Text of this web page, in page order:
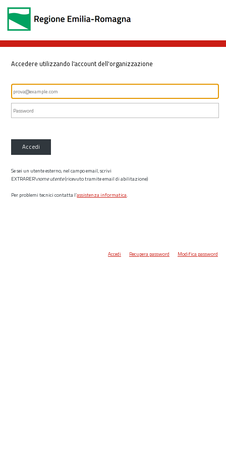
Accedere utilizzando l'account dell'organizzazione
Accedi
Se sei un utente esterno, nel campo email, scrivi
EXTRARER\nome utente(ricevuto tramite email di abilitazione)
Per problemi tecnici contatta l’assistenza informatica.
Accedi Recupera password Modifica password